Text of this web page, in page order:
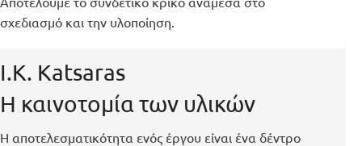
σχεδιασμό και την υλοποίηση.
I.K. Katsaras
Η καινοτομία των υλικών
Η αποτελεσματικότητα ενός έργου είναι ένα δέντρο